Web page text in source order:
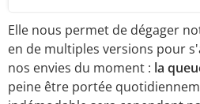
Elle nous permet de dégager
en de multiples versions pour
nos envies du moment : la
peine être portée